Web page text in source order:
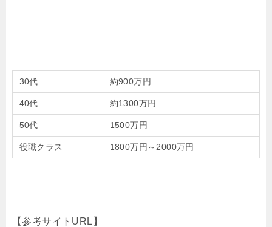
30代 約900万円
40代 約1300万円
50代 1500万円
役職クラス 1800万円～2000万円
【参考サイトURL】